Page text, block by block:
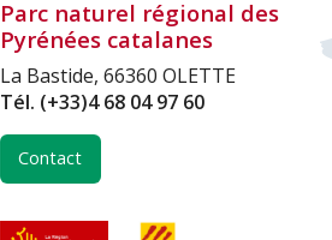
Parc naturel régional des
Pyrénées catalanes
La Bastide, 66360 OLETTE
Tél. (+33)4 68 04 97 60
Contact